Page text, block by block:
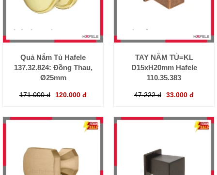
Quả Nắm Tủ Hafele
137.32.824: Đồng Thau,
Ø25mm
171.000 đ 120.000 đ
TAY NẮM TỦ=KL
D15xH20mm Hafele
110.35.383
47.222 đ 33.000 đ